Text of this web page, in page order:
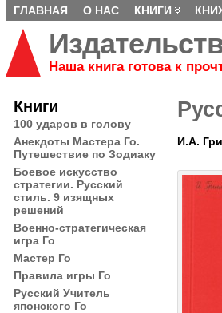
ГЛАВНАЯ О НАС КНИГИ
Наша книга готова к
Книги
100 ударов в голову
Анекдоты Мастера Го.
Путешествие по Зодиаку
Боевое искусство
стратегии. Русский
стиль. 9 изящных
решений
Военно-стратегическая
игра Го
Мастер Го
Правила игры Го
Русский Учитель
японского Го
И.А.